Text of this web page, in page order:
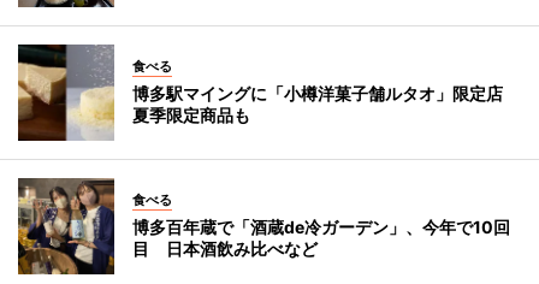
食べる
博多駅マイングに「小樽洋菓子舗ルタオ」限定店
夏季限定商品も
食べる
博多百年蔵で「酒蔵de冷ガーデン」、今年で10回
目 日本酒飲み比べなど